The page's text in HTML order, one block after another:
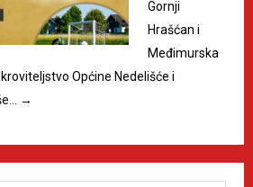
Gornji
Hrašćan i
Međimurska
Općine Nedelišće i
→